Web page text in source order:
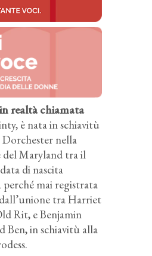
realtà chiamata
è nata in schiavitù
nella
del Maryland tra il
di nascita
perché mai registrata
tra Harriet
Rit, e Benjamin
Ben, in schiavitù alla